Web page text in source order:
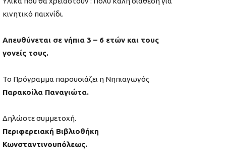
κινητικό παιχνίδι.
Απευθύνεται σε νήπια 3 – 6 ετών και τους
γονείς τους.
Το Πρόγραμμα παρουσιάζει η Νηπιαγωγός
Παρακοίλα Παναγιώτα.
Δηλώστε συμμετοχή.
Περιφερειακή Βιβλιοθήκη
Κωνσταντινουπόλεως.